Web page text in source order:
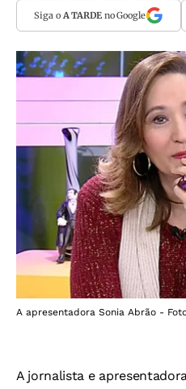
Siga o A TARDEno Google
A apresentadora Sonia Abrão -
A jornalista e